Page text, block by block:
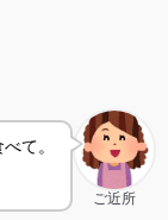
ご近所
て。